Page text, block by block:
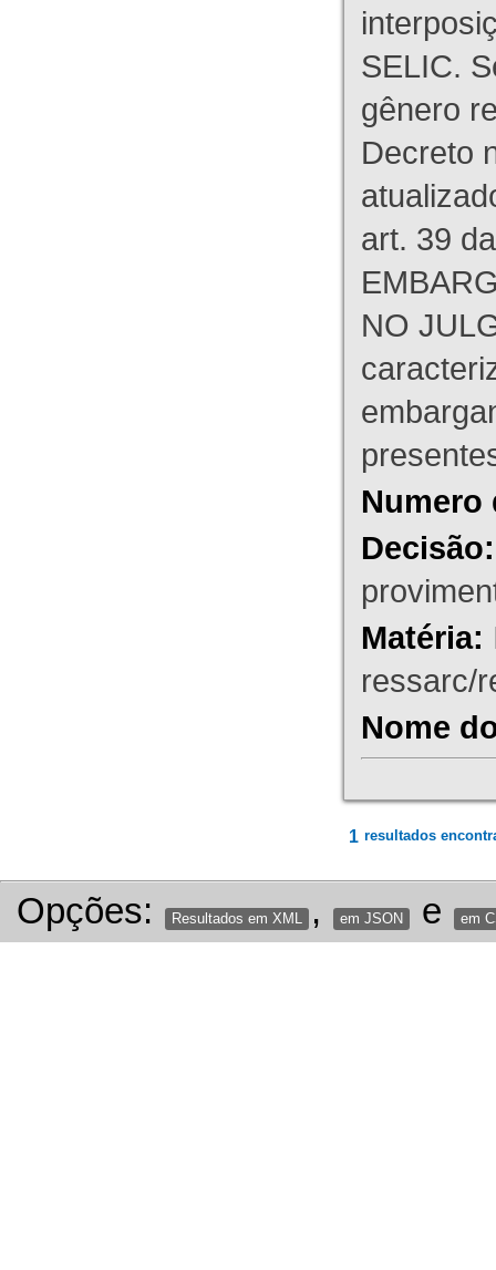
SELIC.
gênero
Decreto
art. 39
NO
Numero
Decisão:
Matéria:
ressarc/
Nome
1 resultados
Opções: Resultados em XML , em JSON e em